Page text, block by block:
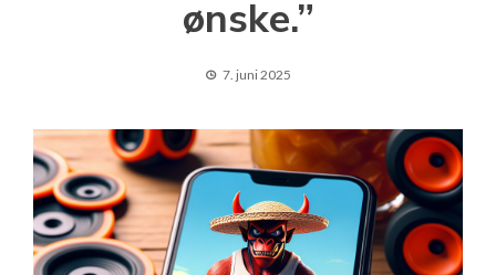
ønske.”
7. juni 2025